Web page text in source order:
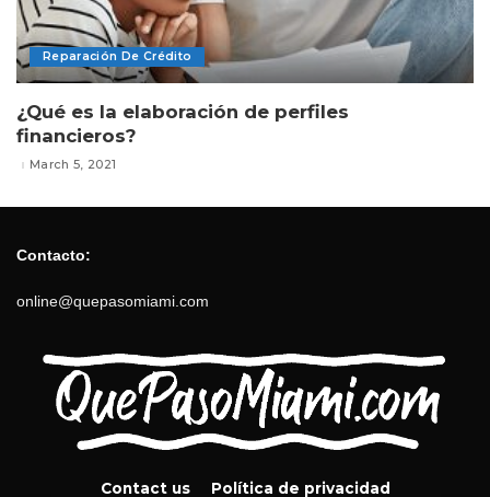
Reparación De Crédito
¿Qué es la elaboración de perfiles
financieros?
March 5, 2021
Contacto:
online@quepasomiami.com
Contact us Política de privacidad